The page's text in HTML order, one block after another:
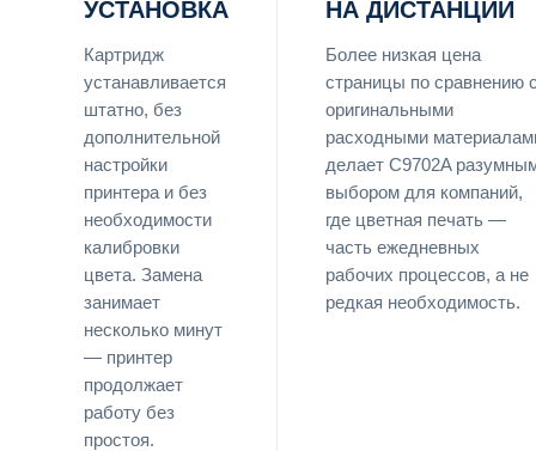
УСТАНОВКА
Картридж
устанавливается
штатно, без
дополнительной
настройки
принтера и без
необходимости
калибровки
цвета. Замена
занимает
несколько минут
— принтер
продолжает
работу без
простоя.
НА ДИСТАНЦИИ
Более низкая цена
страницы по сравнению
оригинальными
расходными
делает C9702A
выбором для компаний,
где цветная печать —
часть ежедневных
рабочих процессов, а не
редкая необходимость.